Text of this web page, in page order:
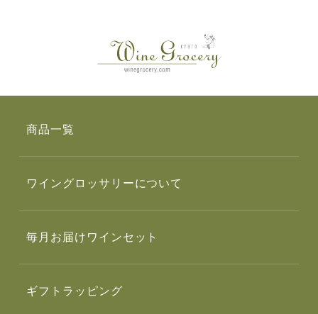
商品一覧
ワイングロッサリーについて
毎月お届けワインセット
ギフトラッピング